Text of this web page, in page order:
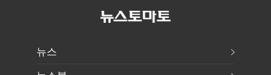
뉴스